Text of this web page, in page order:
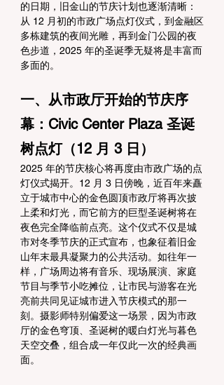
的日期，旧金山的节庆计划也逐渐清晰：
从 12 月初的市政广场点灯仪式，到金融区
多栋建筑的夜间光雕，再到金门公园的夜
色步道，2025 年的圣诞季无疑将是丰富而
多面的。
一、从市政厅开始的节庆序
幕：Civic Center Plaza 圣诞
树点灯（12 月 3 日）
2025 年的节庆核心将再度由市政广场的点
灯仪式揭开。12 月 3 日傍晚，近百年来矗
立于城市中心的金色圆顶市政厅将再次披
上柔和灯光，而它前方的巨型圣诞树将在
夜色完全降临前点亮。这个仪式不仅是城
市对冬季节庆的正式宣布，也象征着旧金
山年末最具凝聚力的公共活动。如往年一
样，广场周边将有音乐、现场展演、家庭
节目与季节小吃摊位，让市民与游客在光
亮前共同见证城市进入节庆模式的那一
刻。摄影师特别偏爱这一场景，因为市政
厅的金色穹顶、圣诞树的暖白灯光与暮色
天空交叠，组合成一年仅此一次的经典画
面。